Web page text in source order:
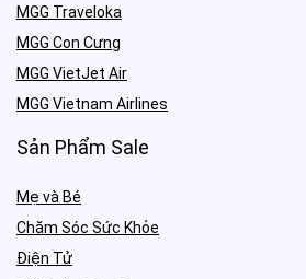
MGG Traveloka
MGG Con Cưng
MGG VietJet Air
MGG Vietnam Airlines
Sản Phẩm Sale
Mẹ và Bé
Chăm Sóc Sức Khỏe
Điện Tử